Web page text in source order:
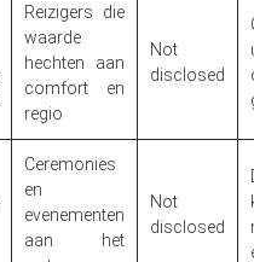
Reizigers die
waarde
hechten aan
comfort en
regio
Not
disclosed
Ceremonies
en
evenementen
aan het
Not
disclosed